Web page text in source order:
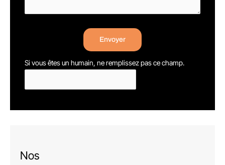
Envoyer
Si vous êtes un humain, ne remplissez pas ce champ.
Nos